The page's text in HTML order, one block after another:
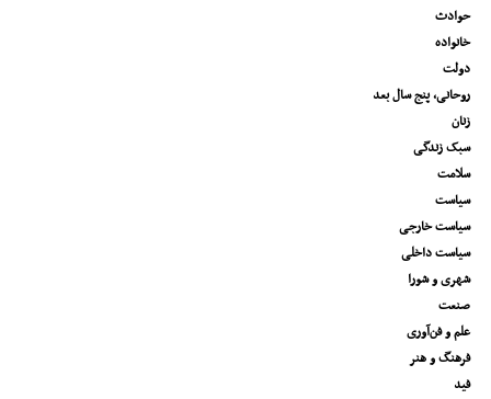
حوادث
خانواده
دولت
روحانی، پنج سال بعد
زنان
سبک زندگی
سلامت
سیاست
سیاست خارجی
سیاست داخلی
شهری و شورا
صنعت
علم و فن‌آوری
فرهنگ و هنر
فید